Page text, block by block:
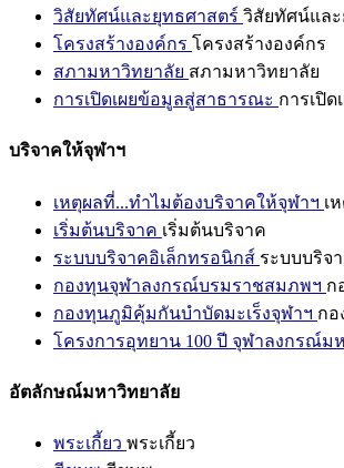
วิสัยทัศน์และยุทธศาสตร์ วิสัยทัศน์แล
โครงสร้างองค์กร โครงสร้างองค์กร
สภามหาวิทยาลัย สภามหาวิทยาลัย
การเปิดเผยข้อมูลสู่สาธารณะ การเปิ
บริจาคให้จุฬาฯ
เหตุผลที่...ทำไมต้องบริจาคให้จุฬาฯ เ
เริ่มต้นบริจาค เริ่มต้นบริจาค
ระบบบริจาคอิเล็กทรอนิกส์ ระบบบริจ
กองทุนจุฬาลงกรณ์บรมราชสมภพฯ ก
กองทุนภูมิคุ้มกันบำบัดมะเร็งจุฬาฯ กอ
โครงการอุทยาน 100 ปี จุฬาลงกรณ์ม
อัตลักษณ์มหาวิทยาลัย
พระเกี้ยว พระเกี้ยว